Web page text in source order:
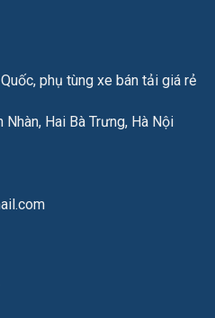
phụ tùng xe bán tải giá rẻ
Hai Bà Trưng, Hà Nội